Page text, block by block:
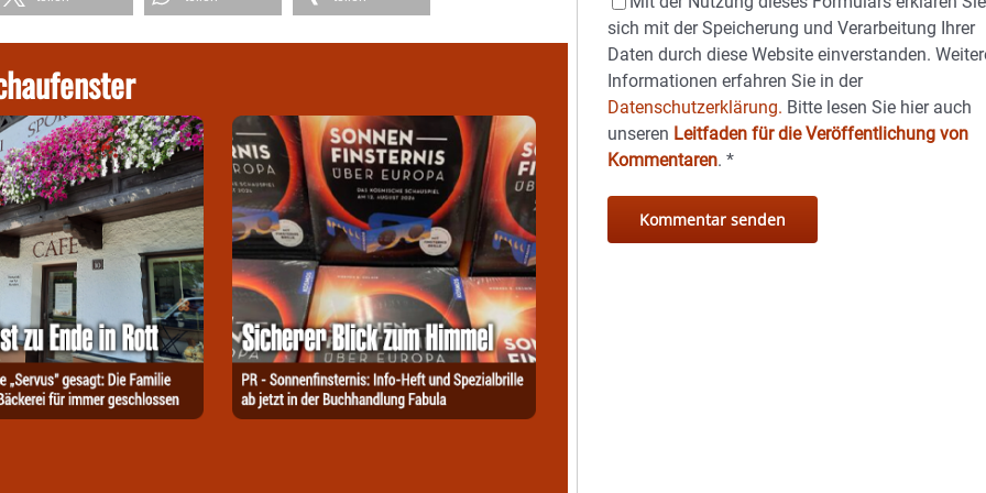
sich mit der Speicherung und Verarbeitung Ihrer
Daten durch diese Website einverstanden.
Informationen erfahren Sie in der
Datenschutzerklärung. Bitte lesen Sie hier auch
unseren Leitfaden für die Veröffentlichung von
Kommentaren.*